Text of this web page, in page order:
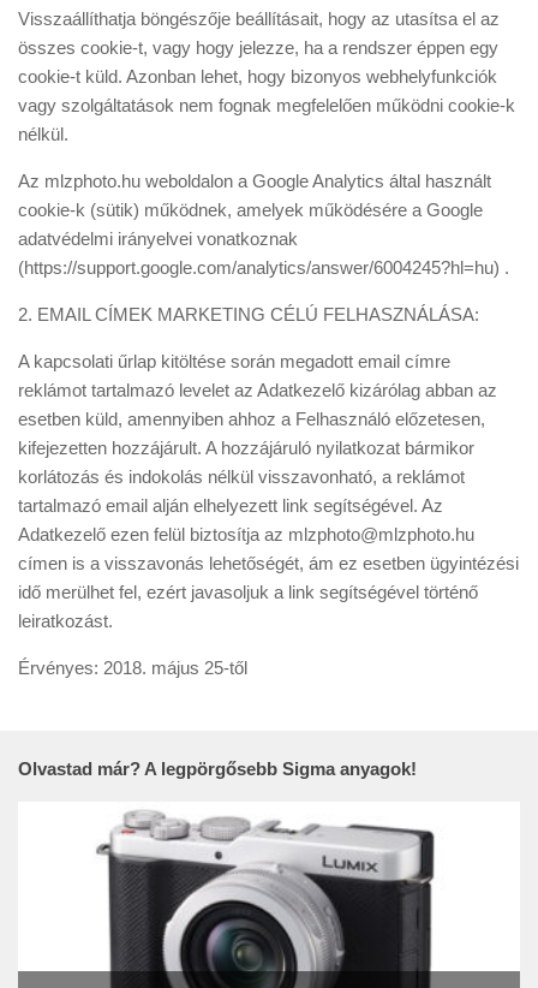
Visszaállíthatja böngészője beállításait, hogy az utasítsa el az
összes cookie-t, vagy hogy jelezze, ha a rendszer éppen egy
cookie-t küld. Azonban lehet, hogy bizonyos webhelyfunkciók
vagy szolgáltatások nem fognak megfelelően működni cookie-k
nélkül.
Az mlzphoto.hu weboldalon a Google Analytics által használt
cookie-k (sütik) működnek, amelyek működésére a Google
adatvédelmi irányelvei vonatkoznak
(https://support.google.com/analytics/answer/6004245?hl=hu) .
​2. EMAIL CÍMEK MARKETING CÉLÚ FELHASZNÁLÁSA:
A kapcsolati űrlap kitöltése során megadott email címre
reklámot tartalmazó levelet az Adatkezelő kizárólag abban az
esetben küld, amennyiben ahhoz a Felhasználó előzetesen,
kifejezetten hozzájárult. A hozzájáruló nyilatkozat bármikor
korlátozás és indokolás nélkül visszavonható, a reklámot
tartalmazó email alján elhelyezett link segítségével. Az
Adatkezelő ezen felül biztosítja az mlzphoto@mlzphoto.hu
címen is a visszavonás lehetőségét, ám ez esetben ügyintézési
idő merülhet fel, ezért javasoljuk a link segítségével történő
leiratkozást.
​Érvényes: 2018. május 25-től
Olvastad már? A legpörgősebb Sigma anyagok!